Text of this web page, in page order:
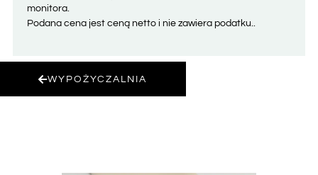
monitora.
Podana cena jest ceną netto i nie zawiera podatku..
WYPOŻYCZALNIA